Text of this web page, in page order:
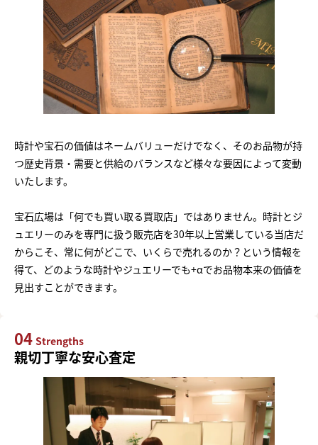
時計や宝石の価値はネームバリューだけでなく、そのお品物が持
つ歴史背景・需要と供給のバランスなど様々な要因によって変動
いたします。
宝石広場は「何でも買い取る買取店」ではありません。時計とジ
ュエリーのみを専門に扱う販売店を30年以上営業している当店だ
からこそ、常に何がどこで、いくらで売れるのか？という情報を
得て、どのような時計やジュエリーでも+αでお品物本来の価値を
見出すことができます。
04 Strengths
親切丁寧な安心査定